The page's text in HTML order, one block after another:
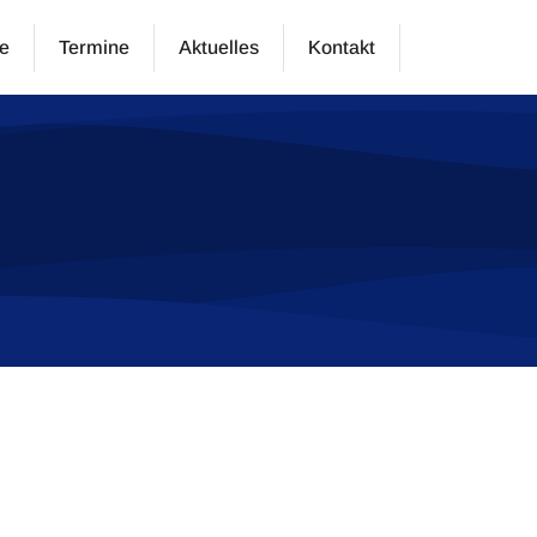
Termine Aktuelles Kontakt